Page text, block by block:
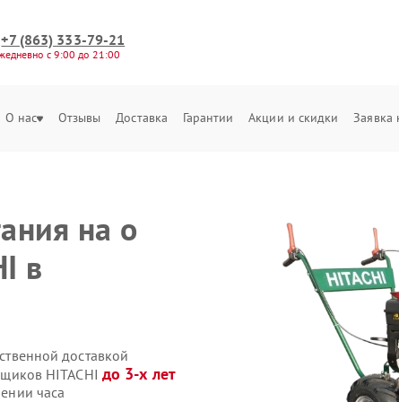
+7 (863) 333-79-21
с 9:00 до 21:00
О нас Отзывы Доставка Гарантии Акции и скидки Заявка
на о
в
доставкой
HITACHI до 3-х лет
часа